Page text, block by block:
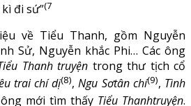
đi sứ”(7
về Tiểu Thanh, gồm Nguyễn
Sử, Nguyễn khắc Phi… Các ông
Thanh truyện trong thư tịch cổ
trai chí dị(8),Ngu Sơtân chí(9), Tình
mới tìm thấy Tiểu Thanhtruyện.